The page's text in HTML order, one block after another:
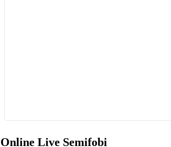
Online Live Semifobi